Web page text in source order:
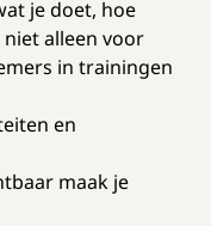
je doet, hoe
alleen voor
in trainingen
en
maak je